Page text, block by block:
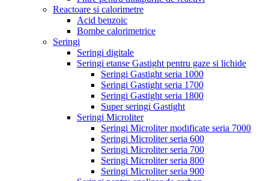
Reactoare si calorimetre
Acid benzoic
Bombe calorimetrice
Seringi
Seringi digitale
Seringi etanse Gastight pentru gaze si lichide
Seringi Gastight seria 1000
Seringi Gastight seria 1700
Seringi Gastight seria 1800
Super seringi Gastight
Seringi Microliter
Seringi Microliter modificate seria 7000
Seringi Microliter seria 600
Seringi Microliter seria 700
Seringi Microliter seria 800
Seringi Microliter seria 900